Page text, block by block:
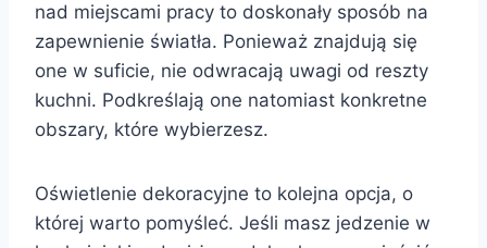
nad miejscami pracy to doskonały sposób na
zapewnienie światła. Ponieważ znajdują się
one w suficie, nie odwracają uwagi od reszty
kuchni. Podkreślają one natomiast konkretne
obszary, które wybierzesz.
Oświetlenie dekoracyjne to kolejna opcja, o
której warto pomyśleć. Jeśli masz jedzenie w